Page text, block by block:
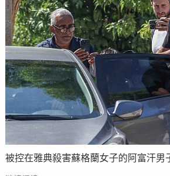
被控在雅典殺害蘇格蘭女子的阿富汗男